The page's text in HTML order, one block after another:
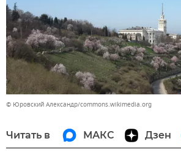
© Юровский Александр/commons.wikimedia.org
Читать в МАКС Дзен